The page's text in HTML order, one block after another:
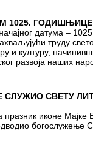
1025.
датума –
труду
и културу,
развоја наших
СЛУЖИО СВЕТУ
празник иконе Мајке
богослужење